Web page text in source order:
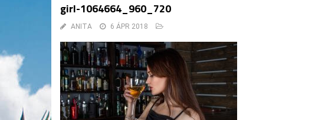
girl-1064664_960_720
ANITA 6 ÁPR 2018